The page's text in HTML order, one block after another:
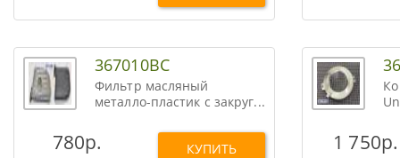
367010BC
Фильтр масляный
металло-пластик с закруг...
780р. КУПИТЬ 1 750р.